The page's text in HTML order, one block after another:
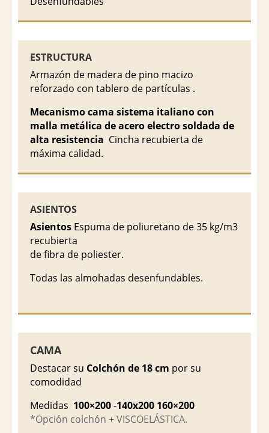
ESTRUCTURA
Armazón de madera de pino macizo
reforzado con tablero de partículas .
Mecanismo cama sistema italiano con
malla metálica de acero electro soldada de
alta resistencia Cincha recubierta de
máxima calidad.
ASIENTOS
Asientos Espuma de poliuretano de 35 kg/m3
recubierta
de fibra de poliester.
Todas las almohadas desenfundables.
CAMA
Destacar su Colchón de 18 cm por su
comodidad
Medidas 100×200-140x200 160×200
*Opción colchón + VISCOELÁSTICA.